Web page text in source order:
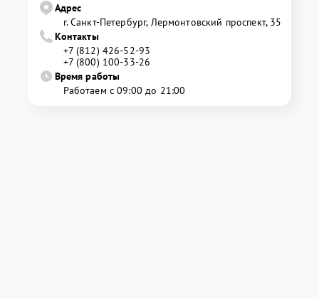
Адрес
г. Санкт-Петербург, Лермонтовский проспект, 35
Контакты
+7 (812) 426-52-93
+7 (800) 100-33-26
Время работы
Работаем с 09:00 до 21:00